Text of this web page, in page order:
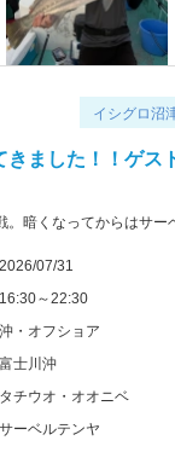
イシグロ沼
きました！！ゲス
2026/07/31
16:30～22:30
沖・オフショア
富士川沖
タチウオ・オオニベ
サーベルテンヤ